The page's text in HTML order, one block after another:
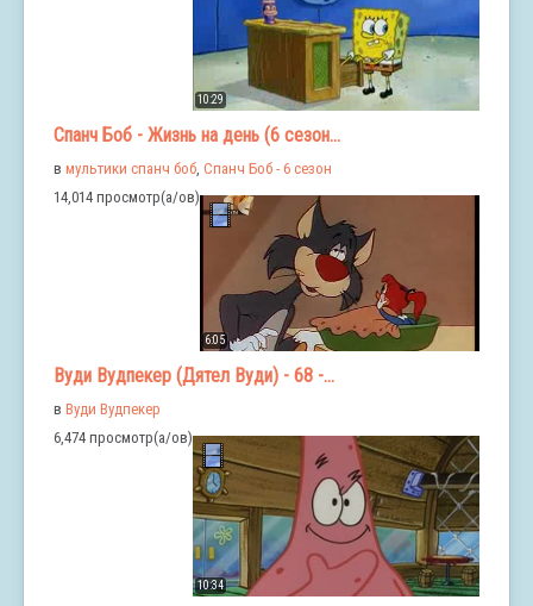
10:29
Спанч Боб - Жизнь на день (6 сезон...
в мультики спанч боб Спанч Боб - 6 сезон
14,014 просмотр(а/ов)
6:05
Вуди Вудпекер (Дятел Вуди) - 68 -...
в Вуди Вудпекер
6,474 просмотр(а/ов)
10:34